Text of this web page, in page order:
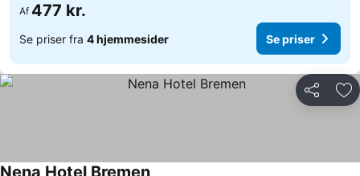
Af 477 kr.
Se priser fra 4 hjemmesider Se priser
Del
Nena Hotel Bremen